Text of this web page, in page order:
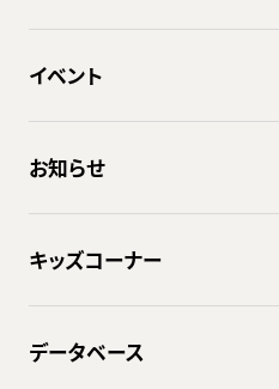
イベント
お知らせ
キッズコーナー
データベース